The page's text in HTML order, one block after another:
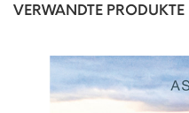
VERWANDTE PRODUKTE